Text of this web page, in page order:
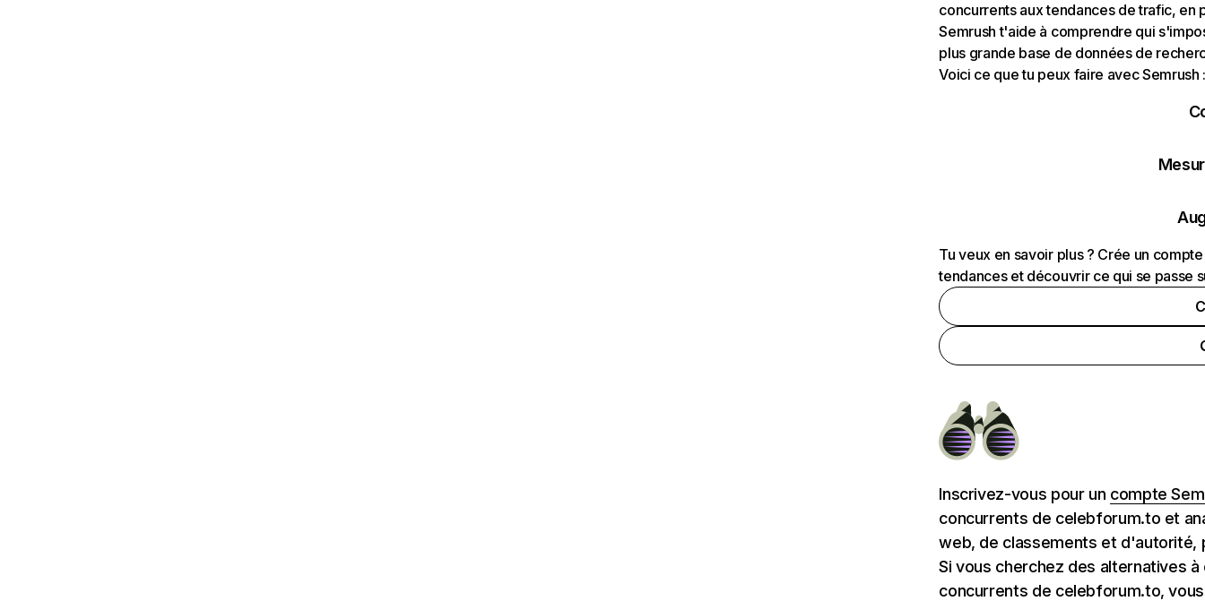
concurrents aux tendances de trafic, en
Semrush t'aide à comprendre qui
plus grande base de données de
Voici ce que tu peux faire avec Semrush
Tu veux en savoir plus ? Crée un
tendances et découvrir ce qui se passe
Inscrivez-vous pour un compte
concurrents de celebforum.to et
web, de classements et d'autorité,
Si vous cherchez des alternatives
concurrents de celebforum.to,